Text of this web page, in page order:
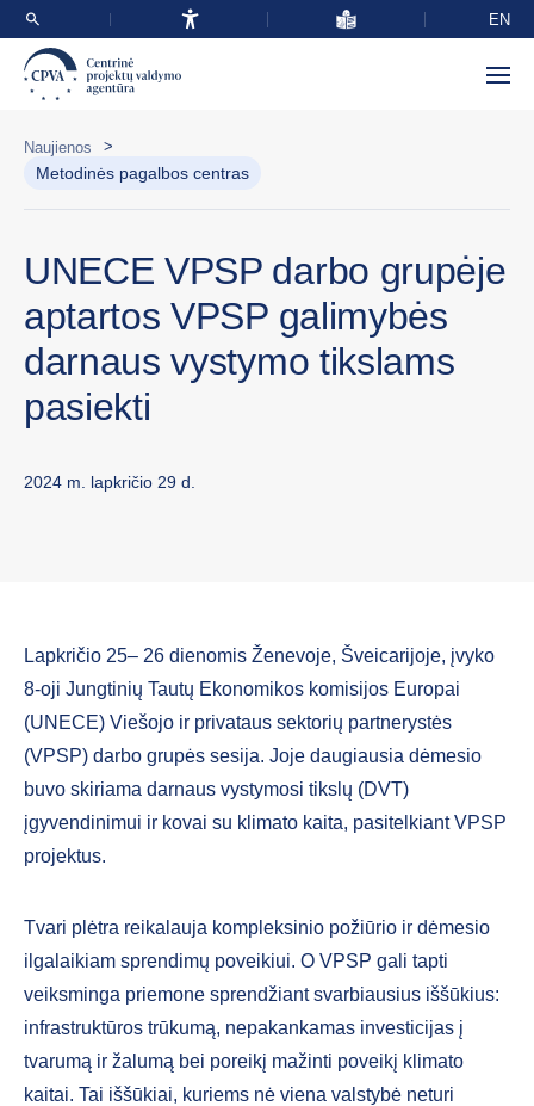
EN
Naujienos >
Metodinės pagalbos centras
UNECE VPSP darbo grupėje
aptartos VPSP galimybės
darnaus vystymo tikslams
pasiekti
2024 m. lapkričio 29 d.
Lapkričio 25– 26 dienomis Ženevoje, Šveicarijoje, įvyko
8-oji Jungtinių Tautų Ekonomikos komisijos Europai
(UNECE) Viešojo ir privataus sektorių partnerystės
(VPSP) darbo grupės sesija. Joje daugiausia dėmesio
buvo skiriama darnaus vystymosi tikslų (DVT)
įgyvendinimui ir kovai su klimato kaita, pasitelkiant VPSP
projektus.
Tvari plėtra reikalauja kompleksinio požiūrio ir dėmesio
ilgalaikiam sprendimų poveikiui. O VPSP gali tapti
veiksminga priemone sprendžiant svarbiausius iššūkius:
infrastruktūros trūkumą, nepakankamas investicijas į
tvarumą ir žalumą bei poreikį mažinti poveikį klimato
kaitai. Tai iššūkiai, kuriems nė viena valstybė neturi